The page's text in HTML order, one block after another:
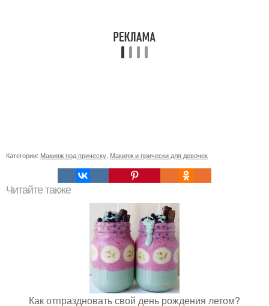
Категории: Макияж под прическу Макияж и прически для девочек
Читайте также
Как отпраздновать свой день рождения летом?